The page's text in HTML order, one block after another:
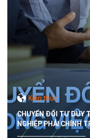
Kiến thức
CHUYỂN ĐỔI TƯ DUY
NGHIỆP PHẢI CHÍNH